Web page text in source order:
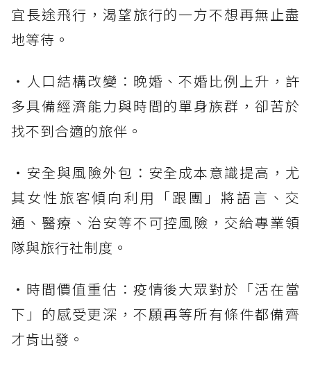
宜長途飛行，渴望旅行的一方不想再無止盡
地等待。
・人口結構改變：晚婚、不婚比例上升，許
多具備經濟能力與時間的單身族群，卻苦於
找不到合適的旅伴。
・安全與風險外包：安全成本意識提高，尤
其女性旅客傾向利用「跟團」將語言、交
通、醫療、治安等不可控風險，交給專業領
隊與旅行社制度。
・時間價值重估：疫情後大眾對於「活在當
下」的感受更深，不願再等所有條件都備齊
才肯出發。